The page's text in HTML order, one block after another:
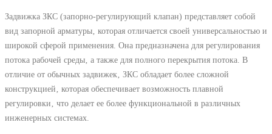
Задвижка ЗКС (запорно-регулирующий клапан) представляет собой
вид запорной арматуры‚ которая отличается своей универсальностью и
широкой сферой применения. Она предназначена для регулирования
потока рабочей среды‚ а также для полного перекрытия потока. В
отличие от обычных задвижек‚ ЗКС обладает более сложной
конструкцией‚ которая обеспечивает возможность плавной
регулировки‚ что делает ее более функциональной в различных
инженерных системах.